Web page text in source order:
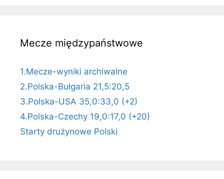
Mecze międzypaństwowe
1.Mecze-wyniki archiwalne
2.Polska-Bułgaria 21,5:20,5
3.Polska-USA 35,0:33,0 (+2)
4.Polska-Czechy 19,0:17,0 (+20)
Starty drużynowe Polski